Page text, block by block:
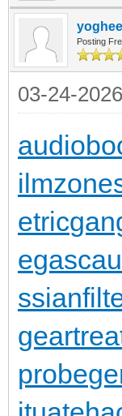
yoghee
Posting
03-24-
etric
e
probe